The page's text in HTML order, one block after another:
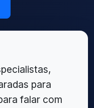
para
falar com